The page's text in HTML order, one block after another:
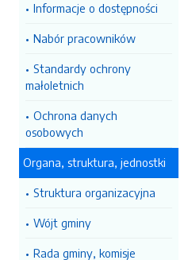
Informacje o dostępności
Nabór pracowników
Standardy ochrony
małoletnich
Ochrona danych
osobowych
Organa, struktura, jednostki
Struktura organizacyjna
Wójt gminy
Rada gminy, komisje